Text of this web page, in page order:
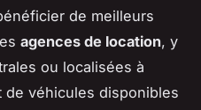
de meilleurs
agences de location, y
ou localisées à
de véhicules disponibles